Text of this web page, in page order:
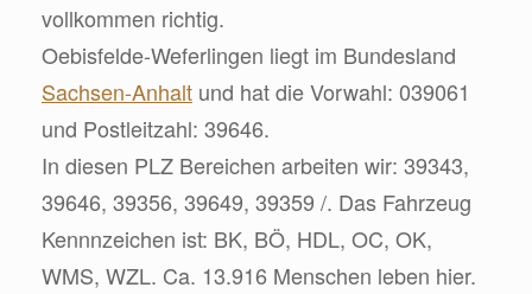
vollkommen richtig.
Oebisfelde-Weferlingen liegt im Bundesland
Sachsen-Anhalt und hat die Vorwahl: 039061
und Postleitzahl: 39646.
In diesen PLZ Bereichen arbeiten wir: 39343,
39646, 39356, 39649, 39359 /. Das Fahrzeug
Kennnzeichen ist: BK, BÖ, HDL, OC, OK,
WMS, WZL. Ca. 13.916 Menschen leben hier.